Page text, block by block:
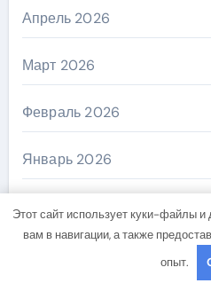
Апрель 2026
Март 2026
Февраль 2026
Январь 2026
Декабрь 2025
Этот сайт использует куки-файлы и
вам в навигации, а также
опыт.